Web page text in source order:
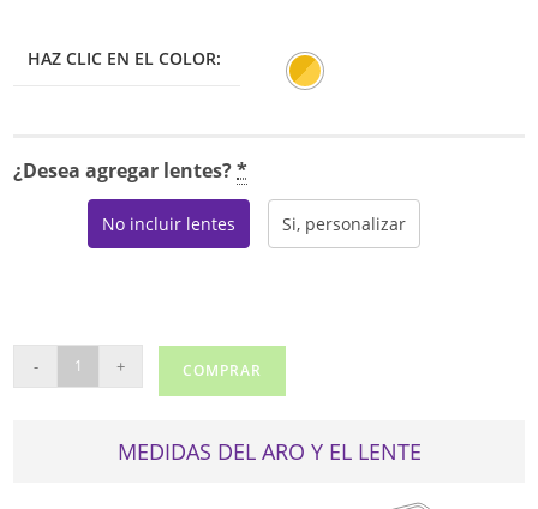
HAZ CLIC EN EL COLOR:
¿Desea agregar lentes?*
No incluir lentes Si, personalizar
DE
- + COMPRAR
MEDIDAS DEL ARO Y EL LENTE